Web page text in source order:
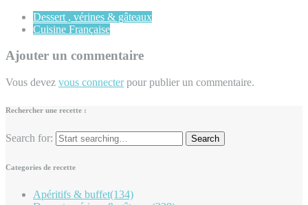
Dessert , vérines & gâteaux
Cuisine Française
Ajouter un commentaire
Vous devez vous connecterpour publier un commentaire.
Rechercher une recette :
Search for:
Categories de recette
Apéritifs & buffet(134)